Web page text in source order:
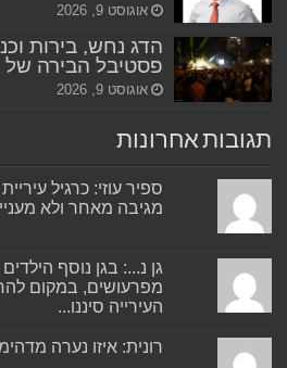
אוגוסט 9, 2026
הדג נחש, בירות
פסטיבל הבירה של
אוגוסט 9, 2026
תגובות אחרונות
ספיר עוזי: כרגיל
מגיבה מאחר ולא
גן נ...: בגן נוסף
מפרעושים, במקום
העירייה סיננו...
רונית: איזו נערה